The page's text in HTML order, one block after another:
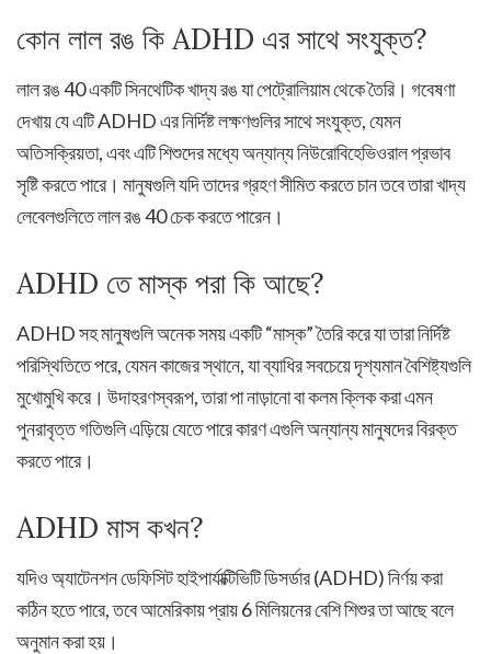
কোন লাল রঙ কি ADHD এর সাথে সংযুক্ত?
লাল রঙ 40 একটি সিনথেটিক খাদ্য রঙ যা পেট্রোলিয়াম থেকে তৈরি। গবেষণা
দেখায় যে এটি ADHD এর নির্দিষ্ট লক্ষণগুলির সাথে সংযুক্ত, যেমন
অতিসক্রিয়তা, এবং এটি শিশুদের মধ্যে অন্যান্য নিউরোবিহেভিওরাল প্রভাব
সৃষ্টি করতে পারে। মানুষগুলি যদি তাদের গ্রহণ সীমিত করতে চান তবে তারা খাদ্য
লেবেলগুলিতে লাল রঙ 40 চেক করতে পারেন।
ADHD তে মাস্ক পরা কি আছে?
ADHD সহ মানুষগুলি অনেক সময় একটি “মাস্ক” তৈরি করে যা তারা নির্দিষ্ট
পরিস্থিতিতে পরে, যেমন কাজের স্থানে, যা ব্যাধির সবচেয়ে দৃশ্যমান বৈশিষ্ট্যগুলি
মুখোমুখি করে। উদাহরণস্বরূপ, তারা পা নাড়ানো বা কলম ক্লিক করা এমন
পুনরাবৃত্ত গতিগুলি এড়িয়ে যেতে পারে কারণ এগুলি অন্যান্য মানুষদের বিরক্ত
করতে পারে।
ADHD মাস কখন?
যদিও অ্যাটেনশন ডেফিসিট হাইপার্যাক্টিভিটি ডিসর্ডার (ADHD) নির্ণয় করা
কঠিন হতে পারে, তবে আমেরিকায় প্রায় 6 মিলিয়নের বেশি শিশুর তা আছে বলে
অনুমান করা হয়।